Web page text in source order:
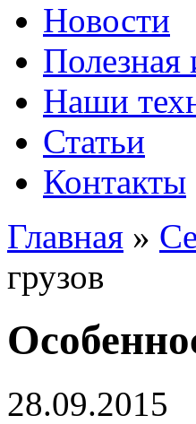
Новости
Наши
Статьи
Контакты
Главная »
грузов
28.09.2015